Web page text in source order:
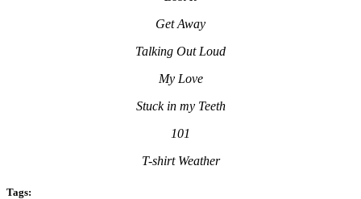
Get Away
Talking Out Loud
My Love
Stuck in my Teeth
101
T-shirt Weather
Tags: